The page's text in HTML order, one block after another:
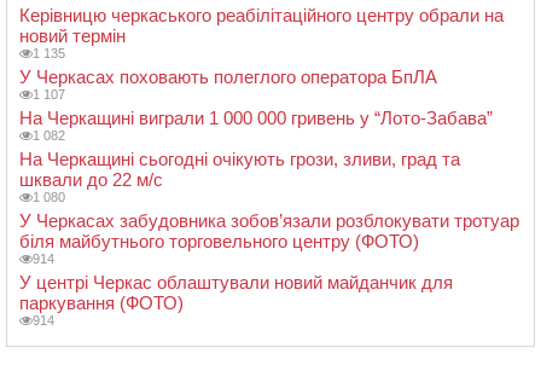
Керівницю черкаського реабілітаційного центру обрали на
новий термін
1 135
У Черкасах поховають полеглого оператора БпЛА
1 107
На Черкащині виграли 1 000 000 гривень у “Лото-Забава”
1 082
На Черкащині сьогодні очікують грози, зливи, град та
шквали до 22 м/с
1 080
У Черкасах забудовника зобов’язали розблокувати тротуар
біля майбутнього торговельного центру (ФОТО)
914
У центрі Черкас облаштували новий майданчик для
паркування (ФОТО)
914